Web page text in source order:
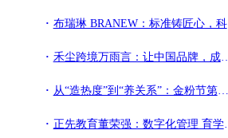
布瑞琳 BRANEW：标准铸匠心，科创启新程，构建冬奥级高端洗护服务生态
禾尘跨境万雨言：让中国品牌，成为世界品牌
从“造热度”到“养关系”：金粉节第八年，一个场营销IP的价值拐点
正先教育董荣强：数字化管理 育学子成长